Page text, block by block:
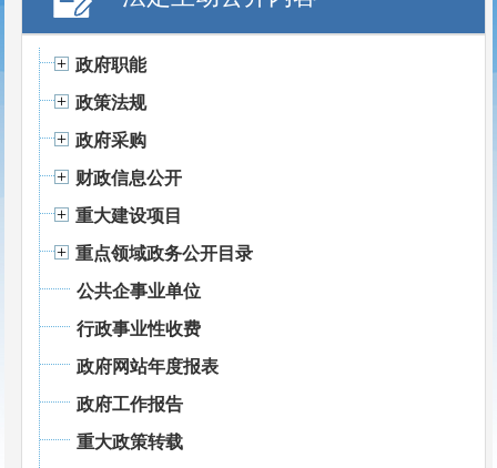
政府职能
政策法规
政府采购
财政信息公开
重大建设项目
重点领域政务公开目录
公共企事业单位
行政事业性收费
政府网站年度报表
政府工作报告
重大政策转载